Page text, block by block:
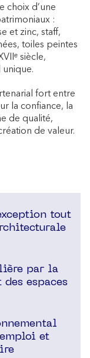
choix d’une
:
et zinc, staff,
toiles peintes
siècle,
fort entre
la confiance, la
de qualité,
de valeur.
tout
par la
espaces
et